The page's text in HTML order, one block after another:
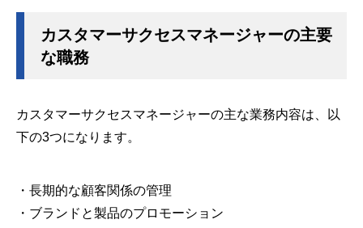
カスタマーサクセスマネージャーの主要
な職務
カスタマーサクセスマネージャーの主な業務内容は、以
下の3つになります。
・長期的な顧客関係の管理
・ブランドと製品のプロモーション